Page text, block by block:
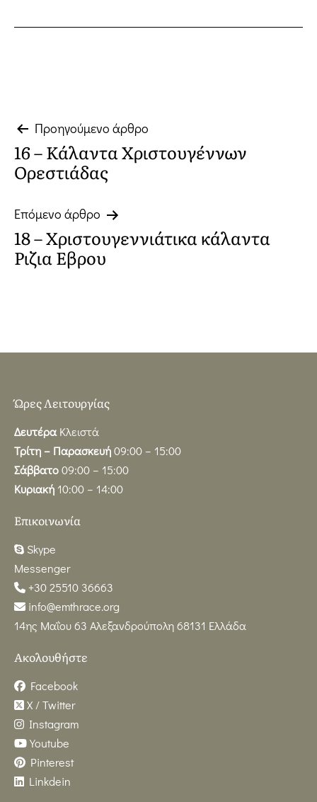
Πλοήγηση
άρθρων
Προηγούμενο άρθρο
16 – Κάλαντα Χριστουγέννων
Ορεστιάδας
Επόμενο άρθρο
18 – Χριστουγεννιάτικα κάλαντα
Ριζια Εβρου
Ώρες Λειτουργίας
Δευτέρα Κλειστά
Τρίτη – Παρασκευή09:00 – 15:00
Σάββατο09:00 – 15:00
Κυριακή 10:00 – 14:00
Επικοινωνία
Skype
Messenger
+30 25510 36663
info@emthrace.org
14ης Μαΐου 63 Αλεξανδρούπολη 68131 Ελλάδα
Ακολουθήστε
Facebook
X / Twitter
Instagram
Youtube
Pinterest
Linkdein